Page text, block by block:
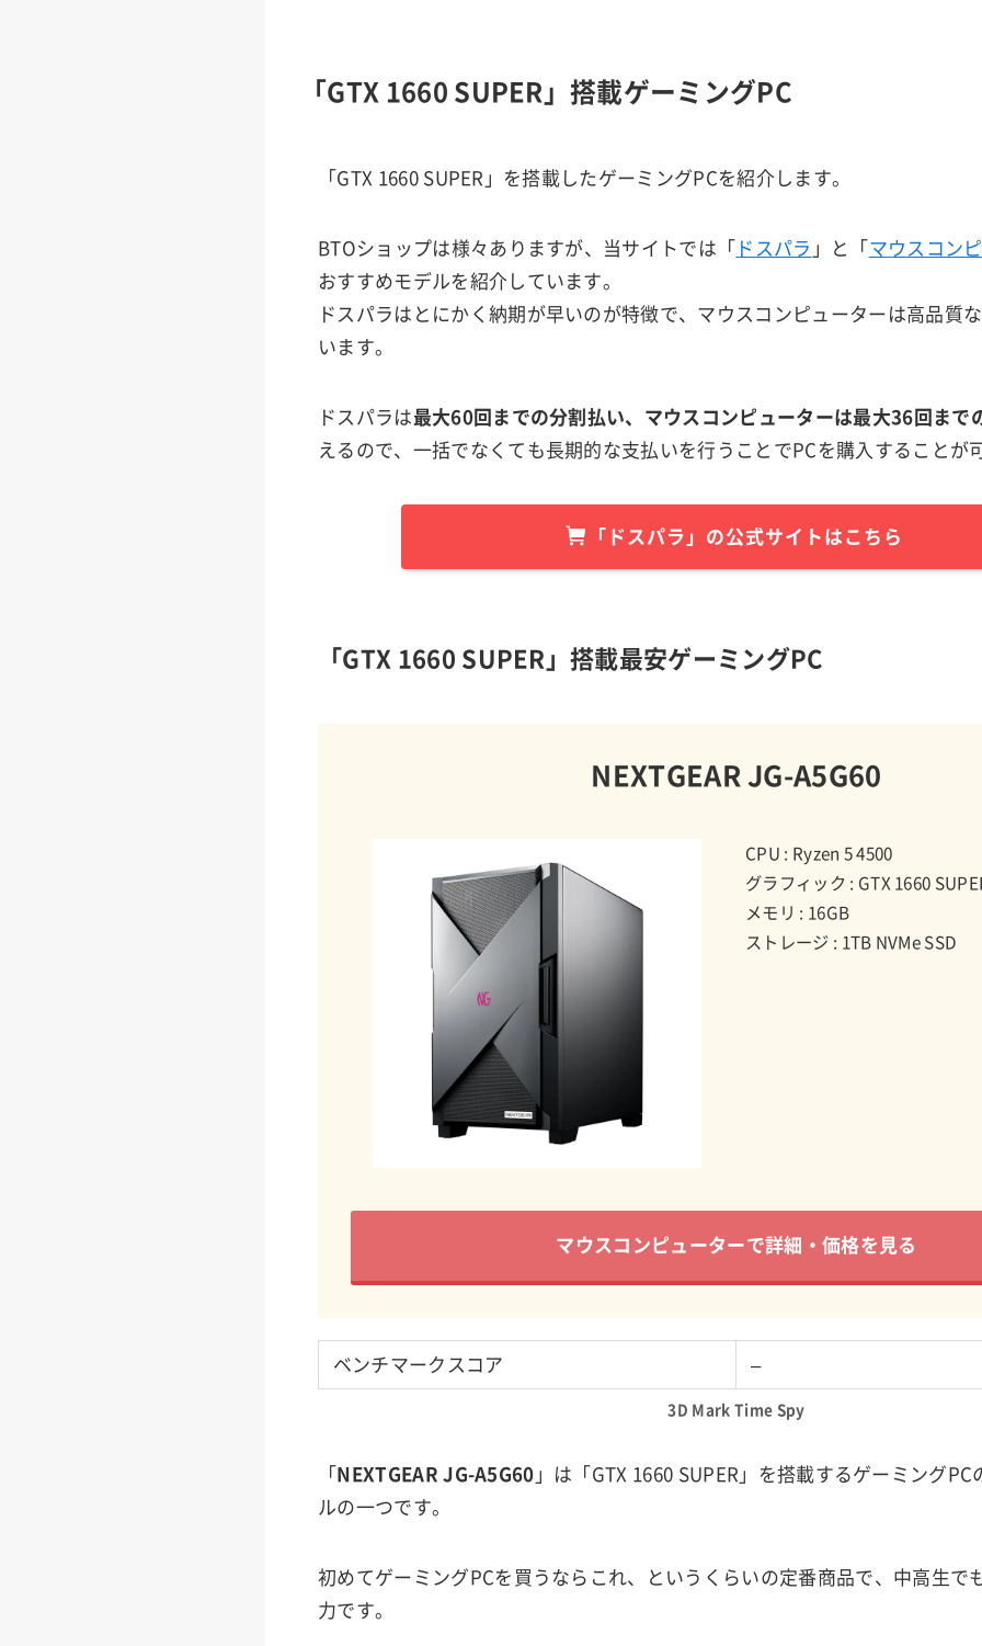
「GTX 1660 SUPER」搭載ゲーミングPC
「GTX 1660 SUPER」を搭載したゲーミングPCを紹介します。
BTOショップは様々ありますが、当サイトでは「 ドスパラ 」と「 マウスコン
おすすめモデルを紹介しています。
ドスパラはとにかく納期が早いのが特徴で、マウスコンピューターは高品質
います。
ドスパラは最大60回までの分割払い、マウスコンピューターは最大36回まで
えるので、一括でなくても長期的な支払いを行うことでPCを購入することが
「ドスパラ」の公式サイトはこちら
「GTX 1660 SUPER」搭載最安ゲーミングPC
NEXTGEAR JG-A5G60
CPU : Ryzen 5 4500
グラフィック : GTX 1660
メモリ : 16GB
ストレージ : 1TB NVMe SSD
マウスコンピューターで詳細・価格を見る
ベンチマークスコア –
3D Mark Time Spy
「 NEXTGEAR JG-A5G60 」は「GTX 1660 SUPER」を搭載するゲーミング
ルの一つです。
初めてゲーミングPCを買うならこれ、というくらいの定番商品で、中高生で
力です。